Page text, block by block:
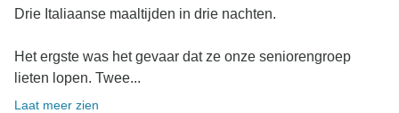
Drie Italiaanse maaltijden in drie nachten.
Het ergste was het gevaar dat ze onze seniorengroep
lieten lopen. Twee...
Laat meer zien